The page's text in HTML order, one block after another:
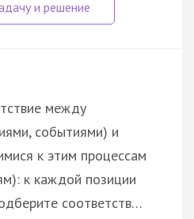
между
событиями) и
к этим процессам
к каждой позиции
соответств…